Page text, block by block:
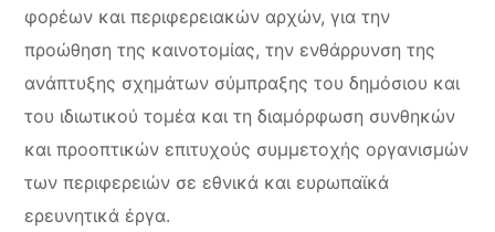
φορέων και περιφερειακών αρχών, για την
προώθηση της καινοτομίας, την ενθάρρυνση της
ανάπτυξης σχημάτων σύμπραξης του δημόσιου και
του ιδιωτικού τομέα και τη διαμόρφωση συνθηκών
και προοπτικών επιτυχούς συμμετοχής οργανισμών
των περιφερειών σε εθνικά και ευρωπαϊκά
ερευνητικά έργα.